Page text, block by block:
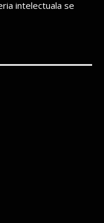
intelectuala se